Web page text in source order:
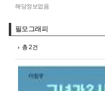
해당정보없음
필모그래피
총 2건